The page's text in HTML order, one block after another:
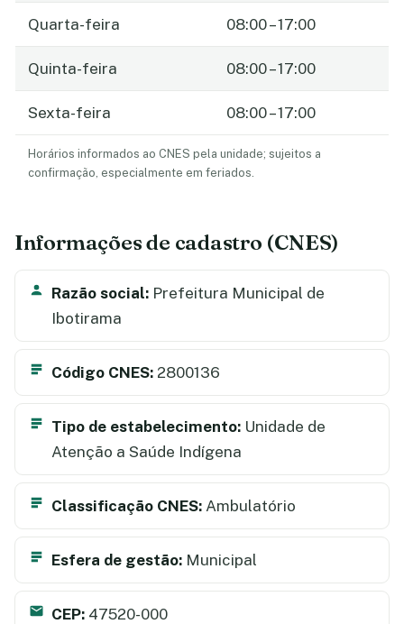
Quarta-feira 08:00 – 17:00
Quinta-feira 08:00 – 17:00
Sexta-feira 08:00 – 17:00
Horários informados ao CNES pela unidade; sujeitos a
confirmação, especialmente em feriados.
Informações de cadastro (CNES)
Razão social: Prefeitura Municipal de
Ibotirama
Código CNES: 2800136
Tipo de estabelecimento: Unidade de
Atenção a Saúde Indígena
Classificação CNES: Ambulatório
Esfera de gestão: Municipal
CEP: 47520-000